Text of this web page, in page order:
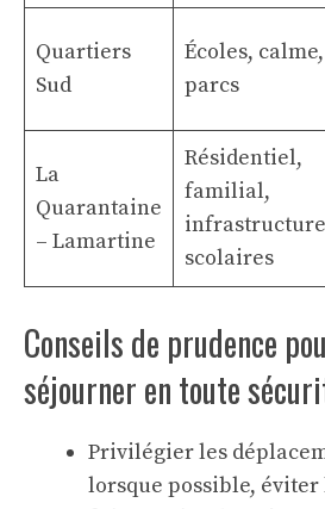
Quartiers
Sud
Écoles, calme,
parcs
La
Quarantaine
– Lamartine
Résidentiel,
familial,
scolaires
Conseils de prudence
séjourner en toute
Privilégier les
lorsque possible, éviter